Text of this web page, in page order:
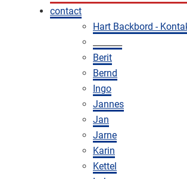
contact
Hart Backbord -
Berit
Bernd
Ingo
Jannes
Jan
Jarne
Karin
Kettel